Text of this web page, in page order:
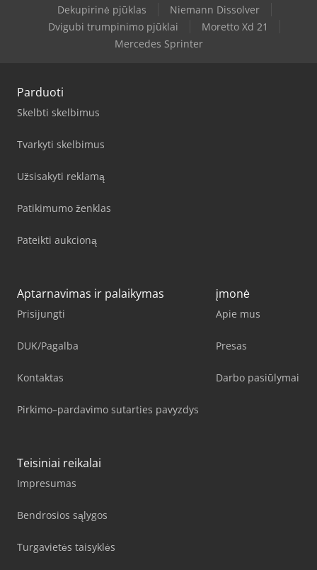
Dekupirinė pjūklas
Niemann Dissolver
Dvigubi trumpinimo pjūklai
Moretto Xd 21
Mercedes Sprinter
Parduoti
Skelbti skelbimus
Tvarkyti skelbimus
Užsisakyti reklamą
Patikimumo ženklas
Pateikti aukcioną
Aptarnavimas ir palaikymas
Prisijungti
DUK/Pagalba
Kontaktas
Pirkimo–pardavimo sutarties pavyzdys
įmonė
Apie mus
Presas
Darbo pasiūlymai
Teisiniai reikalai
Impresumas
Bendrosios sąlygos
Turgavietės taisyklės